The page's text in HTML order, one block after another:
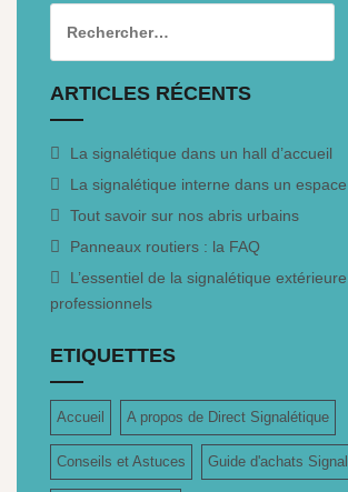
ARTICLES RÉCENTS
La signalétique dans un hall d’accueil
La signalétique interne dans un
Tout savoir sur nos abris urbains
Panneaux routiers : la FAQ
L’essentiel de la signalétique
professionnels
ETIQUETTES
Accueil A propos de Direct Signalétique
Conseils et Astuces Guide d'achats